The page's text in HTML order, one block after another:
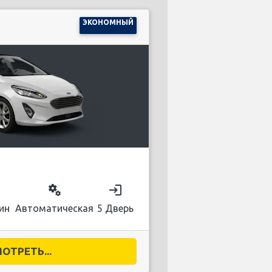
ЭКОНОМНЫЙ
miscellaneous_services
Автоматическая
login
5 Дверь